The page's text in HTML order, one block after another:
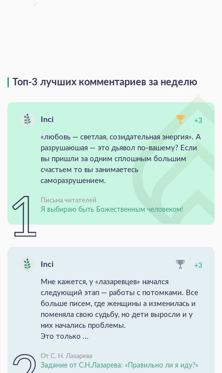
Топ-3 лучших комментариев за неделю
Inci +3
«любовь — светлая, созидательная энергия». А
разрушаюшая — это дьявол по-вашему? Если
вы пришли за одним сплошным большим
счастьем то вы занимаетесь
саморазрушением.
Письма читателей
Я выбираю быть Божественным человеком!
Inci +3
Мне кажется, у «лазаревцев» начался
следующий этап — работы с потомками. Все
больше писем, где женщины а изменилась и
поменяла свою судьбу, но дети выросли и у
них начались проблемы.
Это только ...
От С. Н. Лазарева
Задание от С.Н.Лазарева: «Правильно ли я иду?»